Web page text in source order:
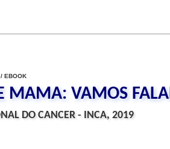
EBOOK
MAMA: VAMOS
DO CANCER - INCA, 2019